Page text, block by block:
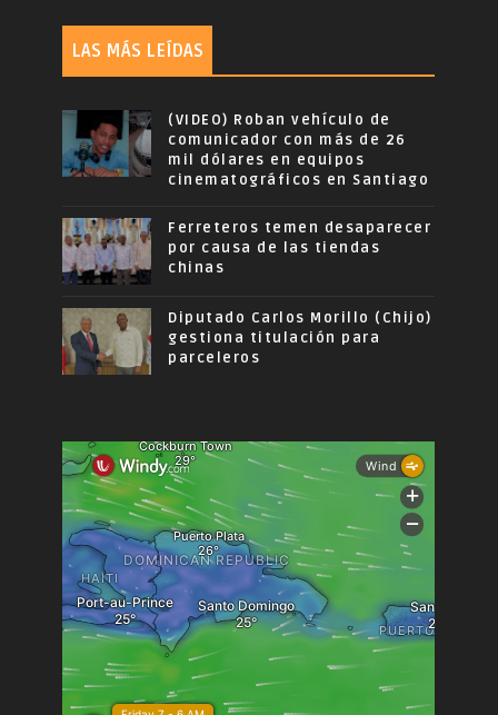
LAS MÁS LEÍDAS
(VIDEO) Roban vehículo de
comunicador con más de 26
mil dólares en equipos
cinematográficos en Santiago
Ferreteros temen desaparecer
por causa de las tiendas
chinas
Diputado Carlos Morillo (Chijo)
gestiona titulación para
parceleros